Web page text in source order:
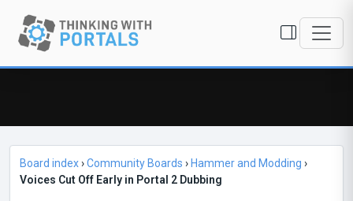
Board index›Community Boards › Hammer and Modding ›
Voices Cut Off Early in Portal 2 Dubbing